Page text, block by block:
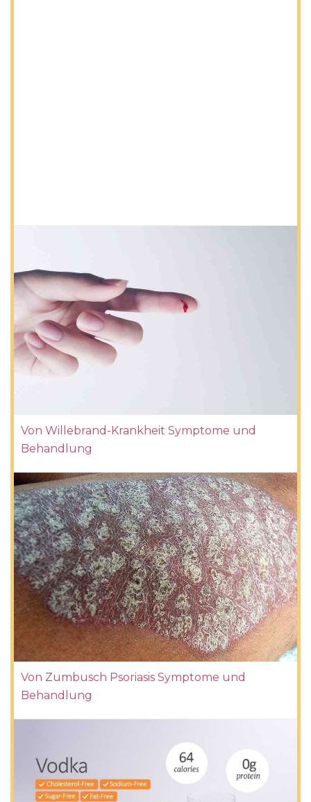
Von Willebrand-Krankheit Symptome und
Behandlung
Von Zumbusch Psoriasis Symptome und
Behandlung